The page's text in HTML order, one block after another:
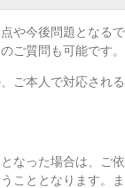
や今後問題となる
ご質問も可能です。
ご本人で対応され
なった場合は、ご
こととなります。